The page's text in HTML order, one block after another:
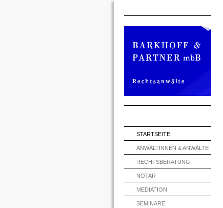
STARTSEITE
ANWÄLTINNEN & ANWÄLTE
RECHTSBERATUNG
NOTAR
MEDIATION
SEMINARE